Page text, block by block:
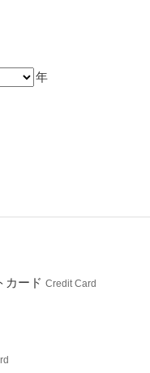
年
カード Credit Card